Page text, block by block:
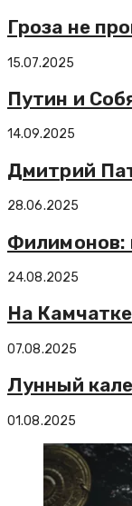
Гроза не
15.07.2025
Путин и
14.09.2025
Дмитрий
28.06.2025
Филимонов:
24.08.2025
На
07.08.2025
Лунный
01.08.2025